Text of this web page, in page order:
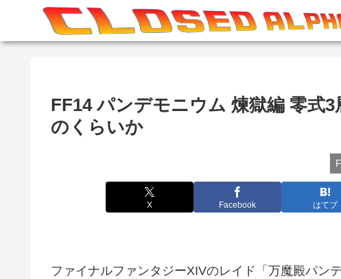
FF14 パンデモニウム 煉獄編 零式
のくらいか
X Facebook はてブ
ファイナルファンタジーXIVのレイド「万魔殿パン